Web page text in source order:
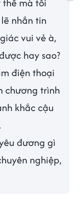
nhắn tin
vui vẻ à,
hay sao?
điện thoại
chương trình
khắc cậu
đương gì
nghiệp,